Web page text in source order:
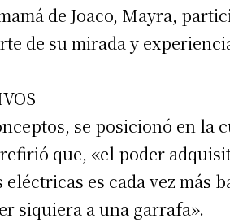
de Joaco, Mayra,
de su mirada y
se posicionó en la
que, «el poder
es cada vez más
siquiera a una garrafa».